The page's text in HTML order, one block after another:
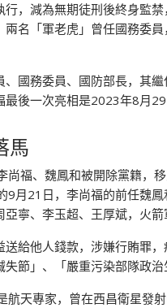
，減為無期徒刑後終身監
名「軍老虎」曾任國務委
國務委員、國防部長，其
後一次亮相是2023年8月29
馬
福、魏鳳和被開除黨籍，
月21日，李尚福的前任魏
寧、李玉超、王厚斌，火箭
給他人錢款，涉嫌行賄罪
節」、「嚴重污染部隊政治
天專家，曾在西昌衛星發